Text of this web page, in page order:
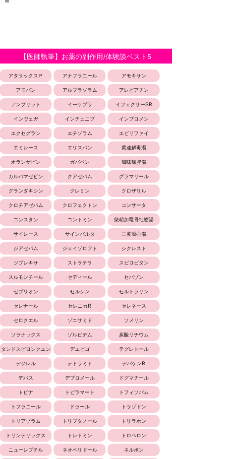
【医師執筆】お薬の副作用/体験談ベスト5
アタラックスＰ アナフラニール アモキサン
アモバン アルプラゾラム アレビアチン
アンプリット イーケプラ イフェクサーSR
インヴェガ インチュニブ インプロメン
エクセグラン エチゾラム エビリファイ
エミレース エリスパン 黄連解毒湯
オランザピン ガバペン 加味帰脾湯
カルバマゼピン クアゼパム グラマリール
グランダキシン クレミン クロザリル
クロチアゼパム クロフェクトン コンサータ
コンスタン コントミン 柴胡加竜骨牡蛎湯
サイレース サインバルタ 三黄瀉心湯
ジアゼパム ジェイゾロフト シクレスト
ジプレキサ ストラテラ スピロピタン
スルモンチール セディール セパゾン
ゼプリオン セルシン セルトラリン
セレナール セレニカR セレネース
セロクエル ゾニサミド ソメリン
ソラナックス ゾルピデム 炭酸リチウム
タンドスピロンクエン
酸塩
デエビゴ テグレトール
デジレル テトラミド デパケンR
デパス デプロメール ドグマチール
トピナ トピラマート トフィソパム
トフラニール ドラール トラゾドン
トリアゾラム トリプタノール トリラホン
トリンテリックス トレドミン トロペロン
ニューレプチル ネオペリドール ネルボン